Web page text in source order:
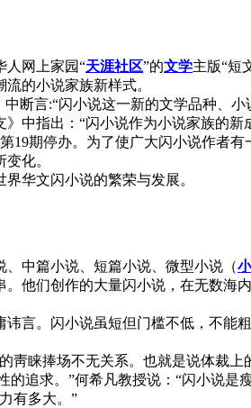
人网上家园“天涯社区”的文学主版“短
的小说家族新样式。
断言:“闪小说这一新的文学品种、
中指出：“闪小说作为小说家族的
期停办。为了使广大闪小说作者有
化。
华文闪小说的繁荣与发展。
中篇小说、短篇小说、微型小说（
们创作的大量闪小说，在无数海
讳言。闪小说虽短但门槛不低，不能
的靑睐捧场不无关系。也就是说体裁
追求。”何希凡教授说：“闪小说
有多大。”